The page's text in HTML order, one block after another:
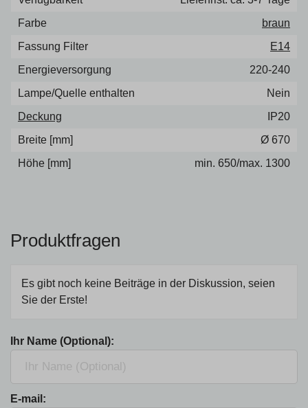
Farbe
braun
Fassung Filter
E14
Energieversorgung
220-240
Lampe/Quelle enthalten
Nein
Deckung
IP20
Breite [mm]
Ø 670
Höhe [mm]
min. 650/max. 1300
Produktfragen
Es gibt noch keine Beiträge in der Diskussion, seien
Sie der Erste!
Ihr Name (Optional):
E-mail: